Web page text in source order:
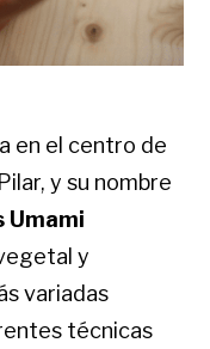
en el centro de
y su nombre
Umami
y
variadas
técnicas